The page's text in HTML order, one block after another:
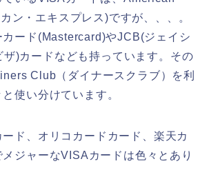
ン・エキスプレス)ですが、、、。
カード(Mastercard)やJCB(ジェイシ
)カードなども持っています。その
Club（ダイナースクラブ）を利
使い分けています。
ド、オリコカードカード、楽天カ
ジャーなVISAカードは色々とあり